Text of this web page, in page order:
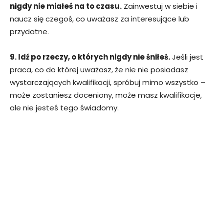
nigdy nie miałeś na to czasu. Zainwestuj w siebie i
naucz się czegoś, co uważasz za interesujące lub
przydatne.
9. Idź po rzeczy, o których nigdy nie śniłeś.Jeśli jest
praca, co do której uważasz, że nie nie posiadasz
wystarczających kwalifikacji, spróbuj mimo wszystko –
może zostaniesz doceniony, może masz kwalifikacje,
ale nie jesteś tego świadomy.